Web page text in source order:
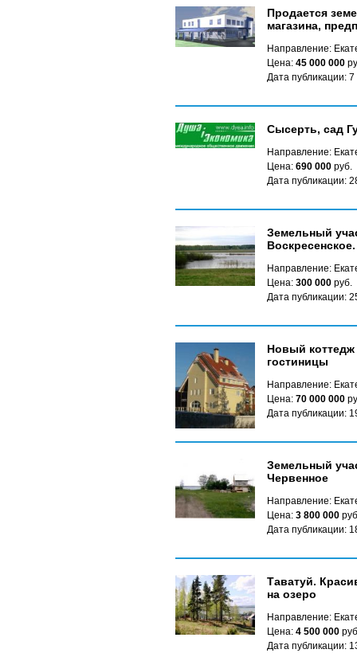
Продается
магазина,
Направление:
Цена: 45 000 000
Дата публикации:
Сысерть, сад
Направление:
Цена: 690 000 руб.
Дата публикации:
Земельный
Воскресенское.
Направление:
Цена: 300 000 руб.
Дата публикации:
Новый коттедж
гостиницы
Направление:
Цена: 70 000 000
Дата публикации:
Земельный
Червенное
Направление:
Цена: 3 800 000
Дата публикации:
Таватуй.
на озеро
Направление:
Цена: 4 500 000
Дата публикации: